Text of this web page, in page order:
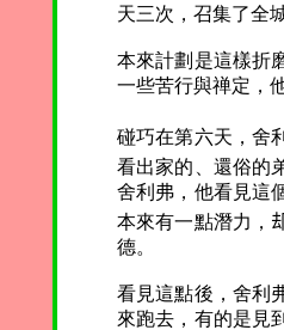
天三次，召集了全
本來計劃是這樣折
一些苦行與禅定，
碰巧在第六天，
看出家的、還俗的
舍利弗，他看見這
本來有一點潛力，
德。
看見這點後，舍利
來跑去，有的是見